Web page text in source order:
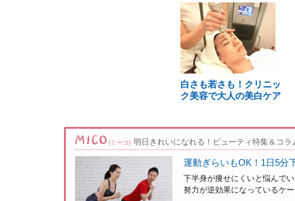
白さも若さも！クリニッ
ク美容で大人の美白ケア
(ミーコ) 明日きれいになれる！ビューティ特集＆コラ
運動ぎらいもOK！1日5分
下半身が痩せにくいと悩んで
努力が逆効果になっているケ